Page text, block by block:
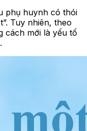
phụ huynh có thói
Tuy nhiên, theo
cách mới là yếu tố